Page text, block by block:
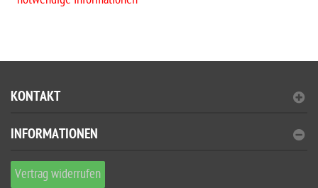
KONTAKT
INFORMATIONEN
Vertrag widerrufen